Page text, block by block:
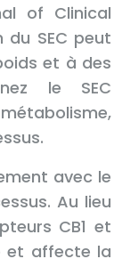
of Clinical
du SEC peut
et à des
le SEC
avec le
Au lieu
CB1 et
et affecte la